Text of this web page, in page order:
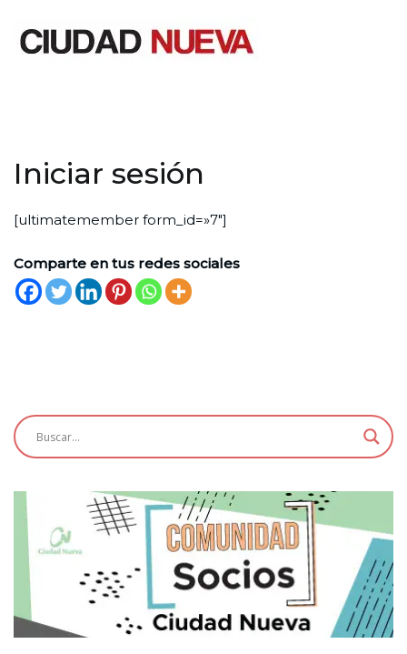
Iniciar sesión
[ultimatemember form_id=»7″]
Comparte en tus redes sociales